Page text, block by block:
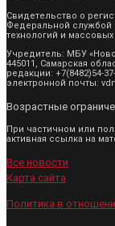
Свидетельство о
Федеральной службой
технологий и
Учредитель: МБУ
445011, Самарская
редакции: +7(8482)54-
электронной почты:
Возрастные
При частичном или
активная ссылка на
Все новости
Карта сайта
Политика в